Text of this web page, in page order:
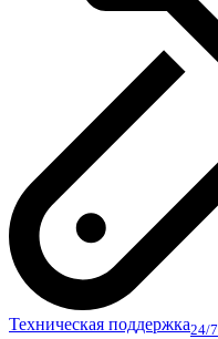
Техническая поддержка24/7